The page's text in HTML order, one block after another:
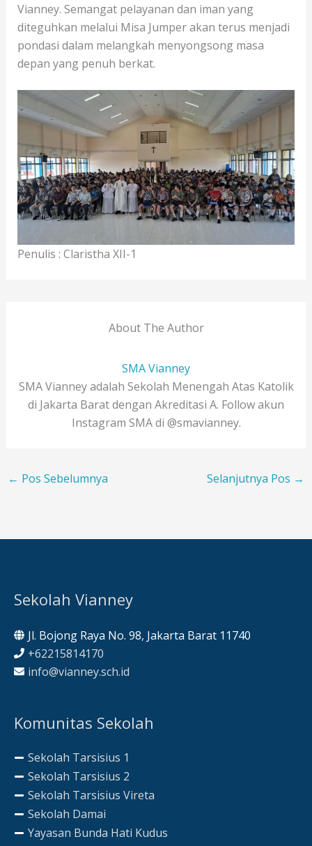
Vianney. Semangat pelayanan dan iman yang
diteguhkan melalui Misa Jumper akan terus menjadi
pondasi dalam melangkah menyongsong masa
depan yang penuh berkat.
Penulis : Claristha XII-1
About The Author
SMA Vianney
SMA Vianney adalah Sekolah Menengah Atas Katolik
di Jakarta Barat dengan Akreditasi A. Follow akun
Instagram SMA di @smavianney.
← Pos Sebelumnya Selanjutnya Pos →
Sekolah Vianney
Jl. Bojong Raya No. 98, Jakarta Barat 11740
+62215814170
info@vianney.sch.id
Komunitas Sekolah
Sekolah Tarsisius 1
Sekolah Tarsisius 2
Sekolah Tarsisius Vireta
Sekolah Damai
Yayasan Bunda Hati Kudus